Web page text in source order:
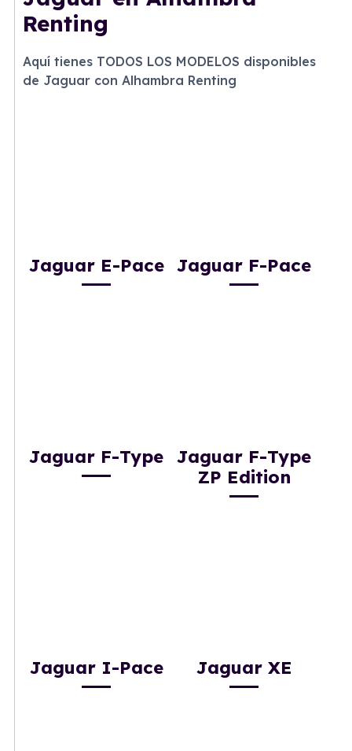
Renting
Aquí tienes TODOS LOS MODELOS disponibles
de Jaguar con Alhambra Renting
Jaguar E-Pace Jaguar F-Pace
Jaguar F-Type
Jaguar F-Type
ZP Edition
Jaguar I-Pace Jaguar XE